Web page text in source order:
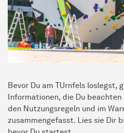
Bevor Du am TUrnfels loslegst,
Informationen, die Du
den Nutzungsregeln und im
zusammengefasst. Lies sie Dir